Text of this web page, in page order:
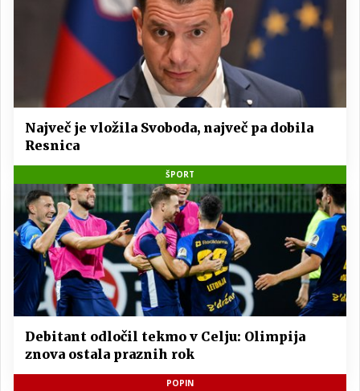
Največ je vložila Svoboda, največ pa dobila
Resnica
ŠPORT
Debitant odločil tekmo v Celju: Olimpija
znova ostala praznih rok
POPIN